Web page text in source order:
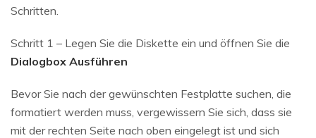
Schritten.
Schritt 1 – Legen Sie die Diskette ein und öffnen Sie die
Dialogbox Ausführen
Bevor Sie nach der gewünschten Festplatte suchen, die
formatiert werden muss, vergewissern Sie sich, dass sie
mit der rechten Seite nach oben eingelegt ist und sich